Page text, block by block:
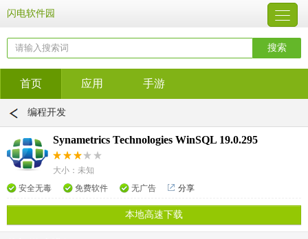
闪电软件园
首页 应用 手游
编程开发
Synametrics Technologies WinSQL 19.0.295
大小：未知
安全无毒
免费软件 无广告 分享
本地高速下载